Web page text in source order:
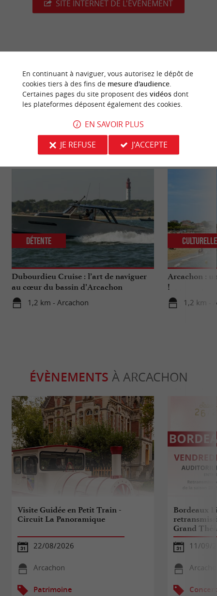
SITE INTERNET DE L'ÉVÈNEMENT
dernière mise à jour :
Source : Sirtaqui-Crédit photo :Kevin Biette -CC BY-
NC-ND 4.0
NOUS AVONS TESTÉPOUR VOUS
Dubourdieu Cruise : l’art de naviguer
au cœur du bassin d’Arcachon
1,2 km - Arcachon
Détente
Arcachon :
!
1,2 km -
Culturelle
ÉVÈNEMENTS À ARCACHON
Visite Guidée en Petit Train -
Circuit La Panoramique
22/08/2026
Arcachon
Patrimoine
Bordeaux
Grand
11/09/
En continuant à naviguer, vous autorisez le dépôt de
cookies tiers à des fins de mesure d'audience.
Certaines pages du site proposent des vidéosdont
les plateformes déposent également des cookies.
EN SAVOIR PLUS
JE REFUSE
J'ACCEPTE